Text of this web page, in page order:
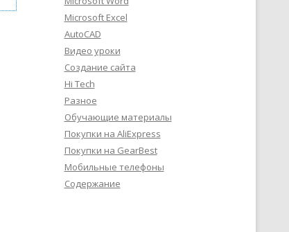
Microsoft Excel
AutoCAD
Видео уроки
Создание сайта
Hi Tech
Разное
Обучающие материалы
Покупки на AliExpress
Покупки на GearBest
Мобильные телефоны
Содержание